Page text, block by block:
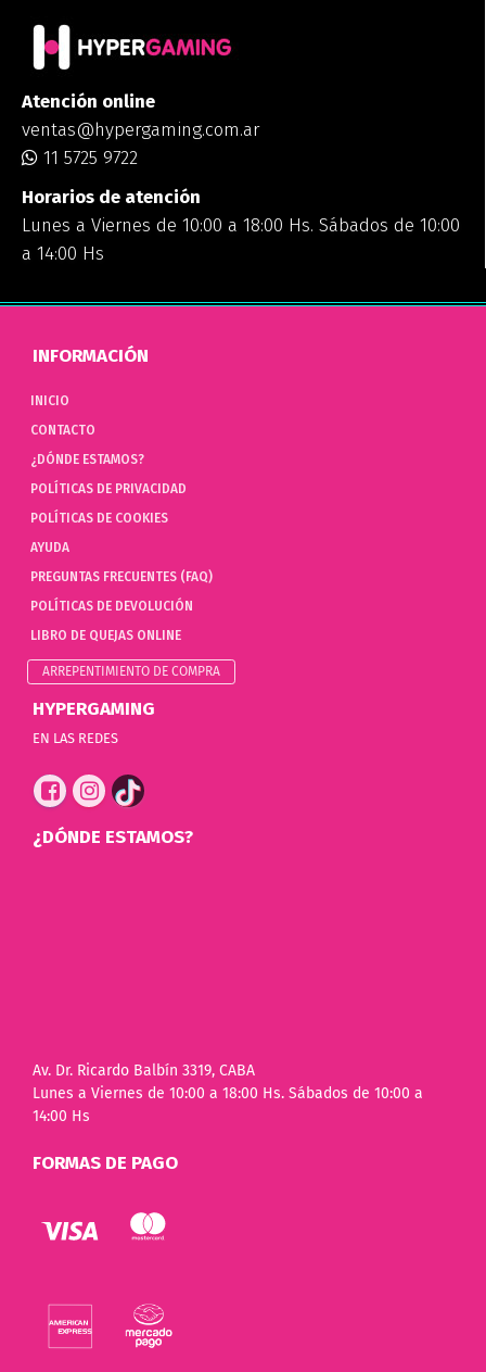
Atención online
ventas@hypergaming.com.ar
11 5725 9722
Horarios de atención
Lunes a Viernes de 10:00 a 18:00 Hs. Sábados de 10:00
a 14:00 Hs
INFORMACIÓN
INICIO
CONTACTO
¿DÓNDE ESTAMOS?
POLÍTICAS DE PRIVACIDAD
POLÍTICAS DE COOKIES
AYUDA
PREGUNTAS FRECUENTES (FAQ)
POLÍTICAS DE DEVOLUCIÓN
LIBRO DE QUEJAS ONLINE
ARREPENTIMIENTO DE COMPRA
HYPERGAMING
EN LAS REDES
¿DÓNDE ESTAMOS?
Av. Dr. Ricardo Balbín 3319, CABA
Lunes a Viernes de 10:00 a 18:00 Hs. Sábados de 10:00 a
14:00 Hs
FORMAS DE PAGO